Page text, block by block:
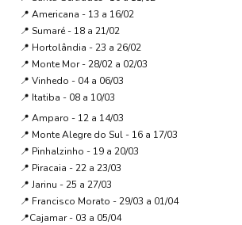
📍 Americana - 13 a 16/02
📍 Sumaré - 18 a 21/02
📍 Hortolândia - 23 a 26/02
📍 Monte Mor - 28/02 a 02/03
📍 Vinhedo - 04 a 06/03
📍 Itatiba - 08 a 10/03
📍 Amparo - 12 a 14/03
📍 Monte Alegre do Sul - 16 a 17/03
📍 Pinhalzinho - 19 a 20/03
📍 Piracaia - 22 a 23/03
📍 Jarinu - 25 a 27/03
📍 Francisco Morato - 29/03 a 01/04
📍Cajamar - 03 a 05/04